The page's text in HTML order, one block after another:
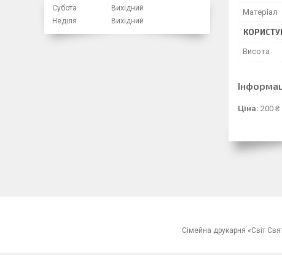
Матеріал
Висота
Ціна: 200 ₴
Субота
Вихідний
Неділя
Вихідний